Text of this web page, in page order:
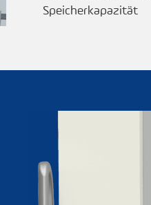
Speicherkapazität